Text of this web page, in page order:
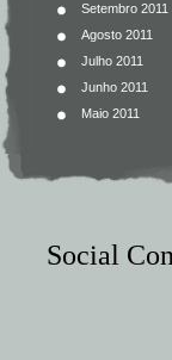
Setembro 2011
Agosto 2011
Julho 2011
Junho 2011
Maio 2011
Social